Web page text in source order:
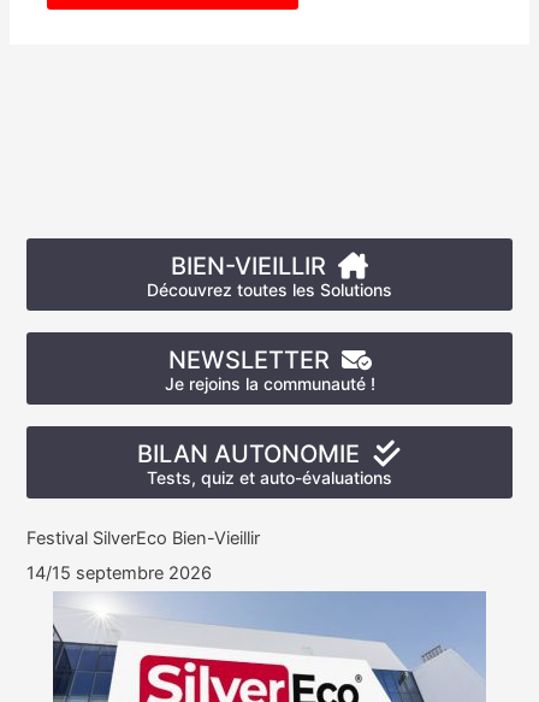
BIEN-VIEILLIR
Découvrez toutes les Solutions
NEWSLETTER
Je rejoins la communauté !
BILAN AUTONOMIE
Tests, quiz et auto-évaluations
Festival SilverEco Bien-Vieillir
14/15 septembre 2026